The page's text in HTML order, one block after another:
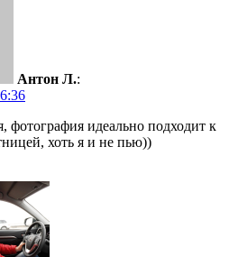
Антон Л.:
фотография идеально подходит к
хоть я и не пью))